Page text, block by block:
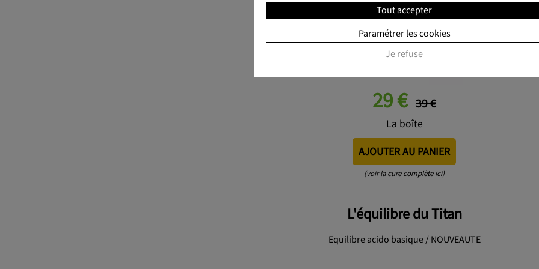
29 € 39 €
La boîte
AJOUTER AU PANIER
(voir la cure complète ici)
L'équilibre du Titan
Equilibre acido basique / NOUVEAUTE
Tout accepter
Paramétrer les cookies
Je refuse